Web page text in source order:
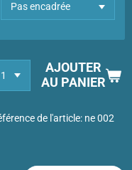
AJOUTER
AU PANIER
de l'article: ne 002